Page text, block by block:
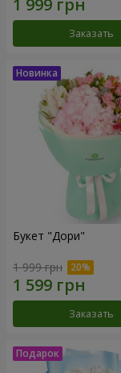
Заказать
Букет "Дори"
1 999 грн
Заказать